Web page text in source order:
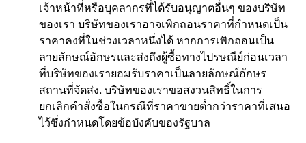
เจ้าหน้าที่หรือบุคลากรที่ได้รับอนุญาตอื่นๆ ของบริษัท
ของเรา บริษัทของเราอาจเพิกถอนราคาที่กำหนดเป็น
ราคาคงที่ในช่วงเวลาหนึ่งได้ หากการเพิกถอนเป็น
ลายลักษณ์อักษรและส่งถึงผู้ซื้อทางไปรษณีย์ก่อนเวลา
ที่บริษัทของเรายอมรับราคาเป็นลายลักษณ์อักษร
สถานที่จัดส่ง. บริษัทของเราขอสงวนสิทธิ์ในการ
ยกเลิกคำสั่งซื้อในกรณีที่ราคาขายต่ำกว่าราคาที่เสนอ
ไว้ซึ่งกำหนดโดยข้อบังคับของรัฐบาล